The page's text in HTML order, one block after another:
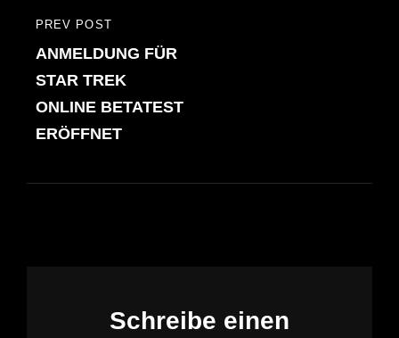
PREVIOUS
POST
PREV POST
ANMELDUNG FÜR
STAR TREK
ONLINE BETATEST
ERÖFFNET
Schreibe einen